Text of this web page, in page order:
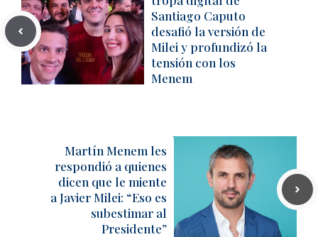
Santiago Caputo
desafió la versión de
Milei y profundizó la
tensión con los
Menem
Martín Menem les
respondió a quienes
dicen que le miente
a Javier Milei: “Eso es
subestimar al
Presidente”